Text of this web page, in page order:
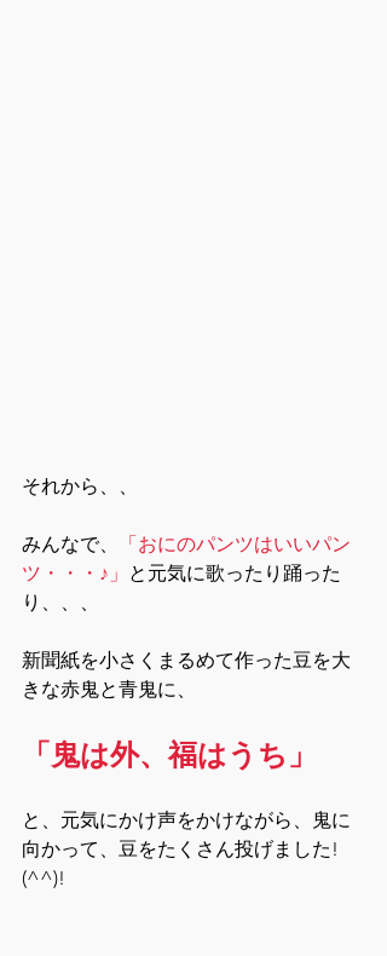
それから、、
みんなで、
「おにのパンツはいいパン
ツ・・・♪」 と元気に歌ったり踊った
り、、、
新聞紙を小さくまるめて作った豆を大
きな赤鬼と青鬼に、
「鬼は外、福はうち」
と、元気にかけ声をかけながら、鬼に
向かって、豆をたくさん投げました!
(^^)!